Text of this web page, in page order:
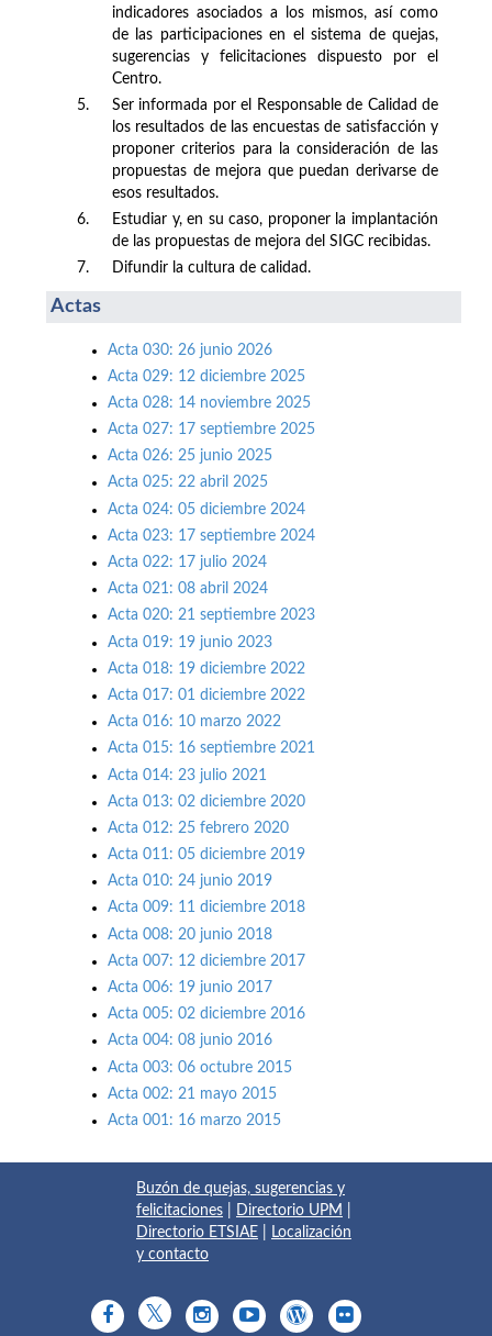
indicadores asociados a los mismos, así como
de las participaciones en el sistema de quejas,
sugerencias y felicitaciones dispuesto por el
Centro.
5.
Ser informada por el Responsable de Calidad de
los resultados de las encuestas de satisfacción y
proponer criterios para la consideración de las
propuestas de mejora que puedan derivarse de
esos resultados.
6.
Estudiar y, en su caso, proponer la implantación
de las propuestas de mejora del SIGC recibidas.
7.
Difundir la cultura de calidad.
Actas
Acta 030: 26 junio 2026
Acta 029: 12 diciembre 2025
Acta 028: 14 noviembre 2025
Acta 027: 17 septiembre 2025
Acta 026: 25 junio 2025
Acta 025: 22 abril 2025
Acta 024: 05 diciembre 2024
Acta 023: 17 septiembre 2024
Acta 022: 17 julio 2024
Acta 021: 08 abril 2024
Acta 020: 21 septiembre 2023
Acta 019: 19 junio 2023
Acta 018: 19 diciembre 2022
Acta 017: 01 diciembre 2022
Acta 016: 10 marzo 2022
Acta 015: 16 septiembre 2021
Acta 014: 23 julio 2021
Acta 013: 02 diciembre 2020
Acta 012: 25 febrero 2020
Acta 011: 05 diciembre 2019
Acta 010: 24 junio 2019
Acta 009: 11 diciembre 2018
Acta 008: 20 junio 2018
Acta 007: 12 diciembre 2017
Acta 006: 19 junio 2017
Acta 005: 02 diciembre 2016
Acta 004: 08 junio 2016
Acta 003: 06 octubre 2015
Acta 002: 21 mayo 2015
Acta 001: 16 marzo 2015
Buzón de quejas, sugerencias y
felicitaciones
Directorio UPM
Directorio ETSIAE
Localización
y contacto